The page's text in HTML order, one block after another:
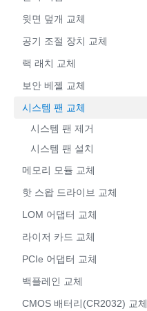
윗면 덮개 교체
공기 조절 장치 교체
랙 래치 교체
보안 베젤 교체
시스템 팬 교체
시스템 팬 제거
시스템 팬 설치
메모리 모듈 교체
핫 스왑 드라이브 교체
LOM 어댑터 교체
라이저 카드 교체
PCIe 어댑터 교체
백플레인 교체
CMOS 배터리(CR2032) 교체